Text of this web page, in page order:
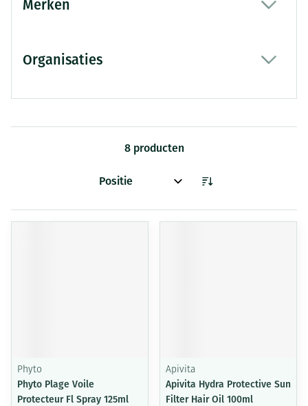
Merken
Organisaties
8producten
Sorteer op:
Phyto
Phyto Plage Voile
Protecteur Fl Spray 125ml
Apivita
Apivita Hydra Protective Sun
Filter Hair Oil 100ml